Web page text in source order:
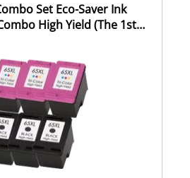
Set Eco-Saver Ink
High Yield (The 1st